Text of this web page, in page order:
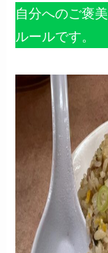
自分へのご褒
ルールです。